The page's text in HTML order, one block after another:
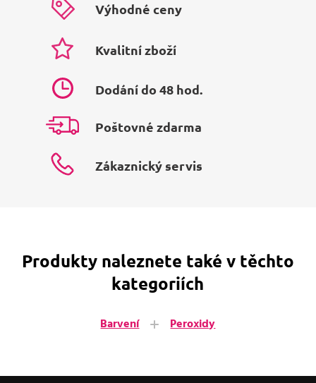
Výhodné ceny
Kvalitní zboží
Dodání do 48 hod.
Poštovné zdarma
Zákaznický servis
Produkty naleznete také v těchto
kategoriích
Barvení Peroxidy